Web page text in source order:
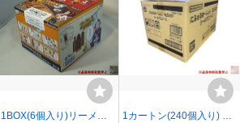
1BOX(6個入り)リーメン
1カートン(240個入り) バ